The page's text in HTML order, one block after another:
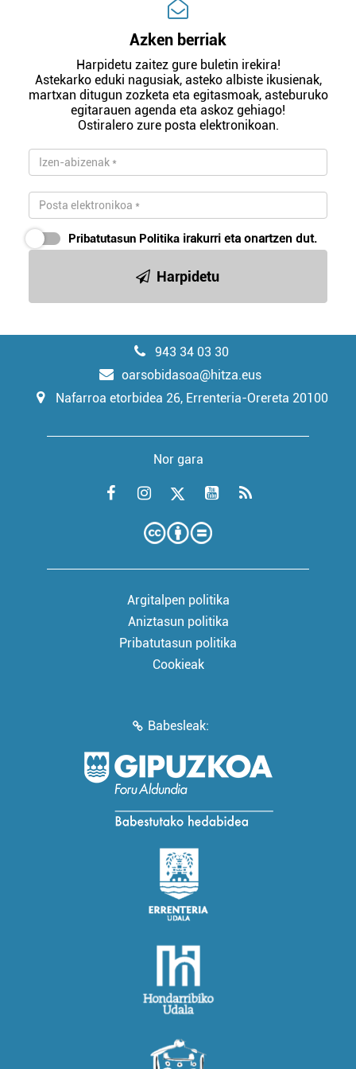
Azken berriak
Harpidetu zaitez gure buletin irekira!
Astekarko eduki nagusiak, asteko albiste ikusienak,
martxan ditugun zozketa eta egitasmoak, asteburuko
egitarauen agenda eta askoz gehiago!
Ostiralero zure posta elektronikoan.
Pribatutasun Politika irakurri eta onartzen dut.
Harpidetu
943 34 03 30
oarsobidasoa@hitza.eus
Nafarroa etorbidea 26, Errenteria-Orereta 20100
Nor gara
Argitalpen politika
Aniztasun politika
Pribatutasun politika
Cookieak
Babesleak: